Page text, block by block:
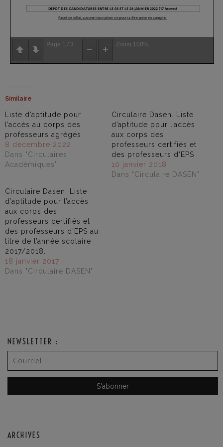
Page 1 / 3 Zoom 100%
Similaire
Liste d’aptitude pour
l’accès au corps des
professeurs agrégés
8 décembre 2022
Dans "Circulaires
Académiques"
Circulaire Dasen. Liste
d’aptitude pour l’accès
aux corps des
professeurs certifiés et
des professeurs d’EPS
10 janvier 2018
Dans "Circulaire DASEN"
Circulaire Dasen. Liste
d’aptitude pour l’accès
aux corps des
professeurs certifiés et
des professeurs d’EPS au
titre de l’année scolaire
2017/2018.
18 janvier 2017
Dans "Circulaire DASEN"
NEWSLETTER :
ARCHIVES